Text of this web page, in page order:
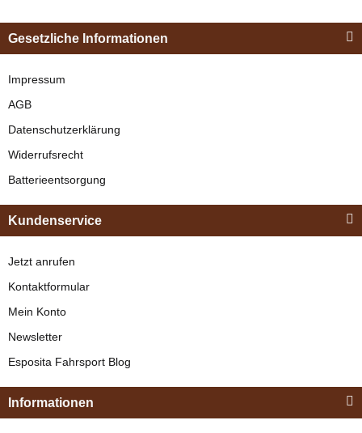
"Shettyglück"
"Shettyglück"
Braun
Gesetzliche Informationen
Impressum
AGB
Datenschutzerklärung
Widerrufsrecht
Batterieentsorgung
Kundenservice
Jetzt anrufen
Kontaktformular
Mein Konto
Newsletter
Esposita Fahrsport Blog
Informationen